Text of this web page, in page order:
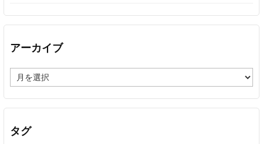
アーカイブ
ー
カ
イ
タグ